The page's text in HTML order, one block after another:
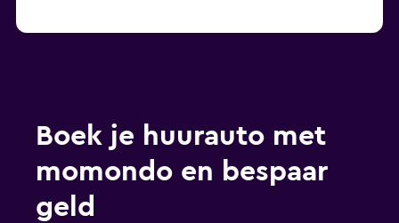
Boek je huurauto met
momondo en bespaar
geld